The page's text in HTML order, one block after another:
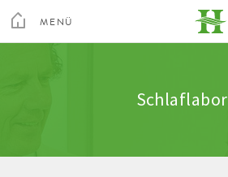
Menu
MENÜ
Schlaflabor
Wissenswertes A-Z